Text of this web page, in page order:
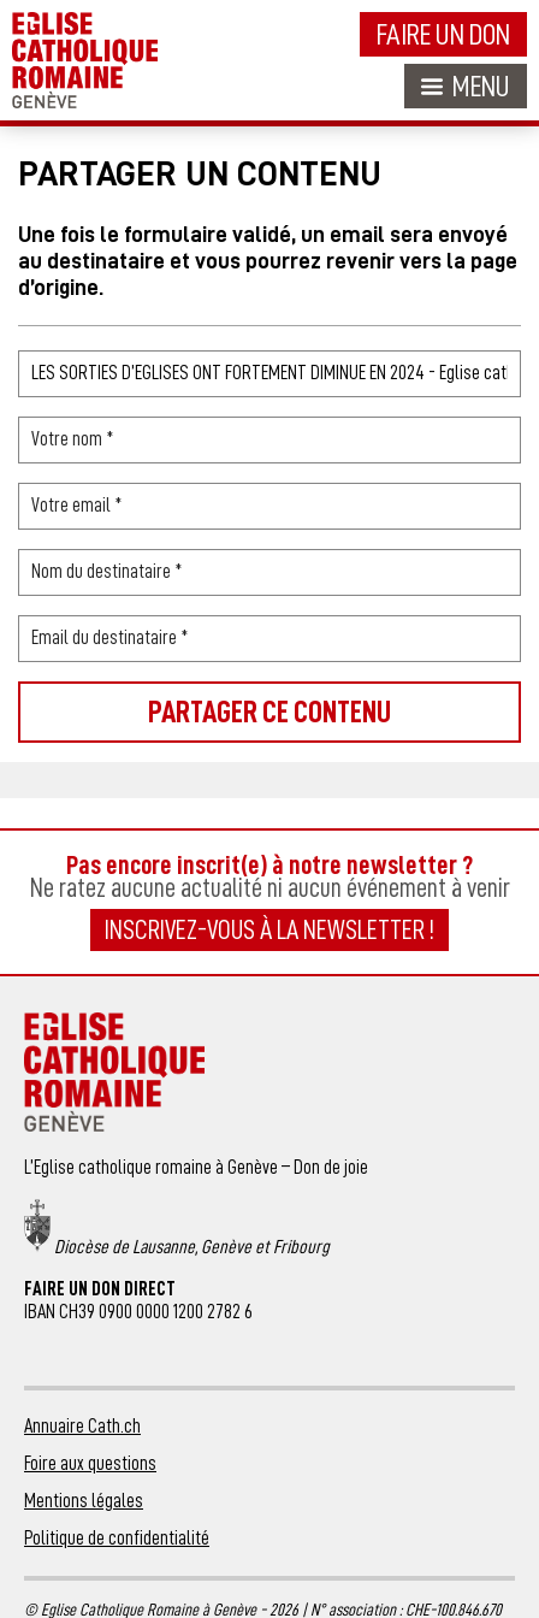
FAIRE UN DON
MENU
PARTAGER UN CONTENU
Une fois le formulaire validé, un email sera envoyé
au destinataire et vous pourrez revenir vers la page
d’origine.
Pas encore inscrit(e) à notre newsletter ?
Ne ratez aucune actualité ni aucun événement à venir
INSCRIVEZ-VOUS À LA NEWSLETTER !
L’Eglise catholique romaine à Genève – Don de joie
Diocèse de Lausanne, Genève et Fribourg
FAIRE UN DON DIRECT
IBAN CH39 0900 0000 1200 2782 6
Annuaire Cath.ch
Foire aux questions
Mentions légales
Politique de confidentialité
© Eglise Catholique Romaine à Genève - 2026 | N° association : CHE-100.846.670